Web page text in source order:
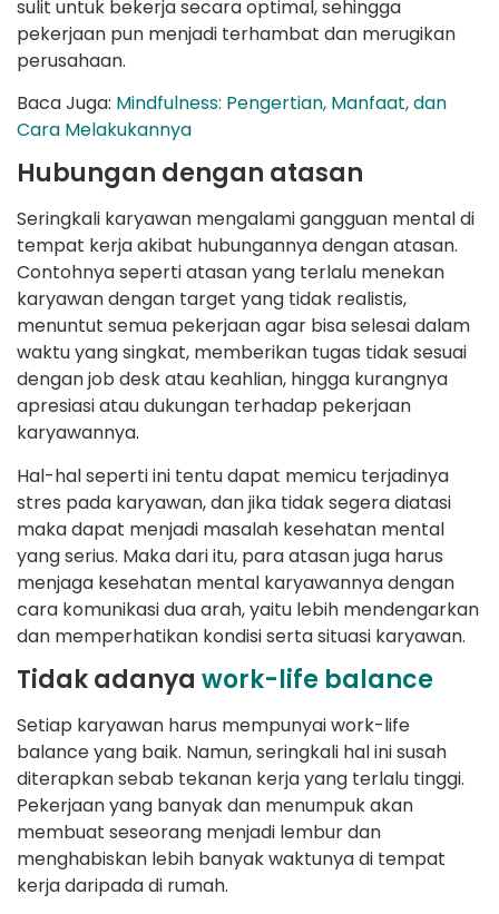
sulit untuk bekerja secara optimal, sehingga
pekerjaan pun menjadi terhambat dan merugikan
perusahaan.
Baca Juga: Mindfulness: Pengertian, Manfaat, dan
Cara Melakukannya
Hubungan dengan atasan
Seringkali karyawan mengalami gangguan mental di
tempat kerja akibat hubungannya dengan atasan.
Contohnya seperti atasan yang terlalu menekan
karyawan dengan target yang tidak realistis,
menuntut semua pekerjaan agar bisa selesai dalam
waktu yang singkat, memberikan tugas tidak sesuai
dengan job desk atau keahlian, hingga kurangnya
apresiasi atau dukungan terhadap pekerjaan
karyawannya.
Hal-hal seperti ini tentu dapat memicu terjadinya
stres pada karyawan, dan jika tidak segera diatasi
maka dapat menjadi masalah kesehatan mental
yang serius. Maka dari itu, para atasan juga harus
menjaga kesehatan mental karyawannya dengan
cara komunikasi dua arah, yaitu lebih mendengarkan
dan memperhatikan kondisi serta situasi karyawan.
Tidak adanya work-life balance
Setiap karyawan harus mempunyai work-life
balance yang baik. Namun, seringkali hal ini susah
diterapkan sebab tekanan kerja yang terlalu tinggi.
Pekerjaan yang banyak dan menumpuk akan
membuat seseorang menjadi lembur dan
menghabiskan lebih banyak waktunya di tempat
kerja daripada di rumah.